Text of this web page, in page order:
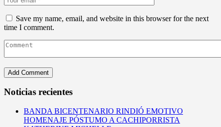
Save my name, email, and website in this browser for the next
time I comment.
Noticias recientes
BANDA BICENTENARIO RINDIÓ EMOTIVO
HOMENAJE PÓSTUMO A CACHIPORRISTA